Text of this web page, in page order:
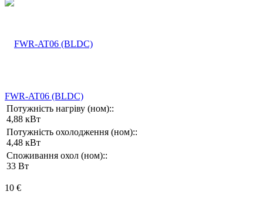
FWR-AT06 (BLDC)
Потужність нагріву (ном)::
4,88 кВт
Потужність охолодження (ном)::
4,48 кВт
Споживання охол (ном)::
33 Вт
10 €